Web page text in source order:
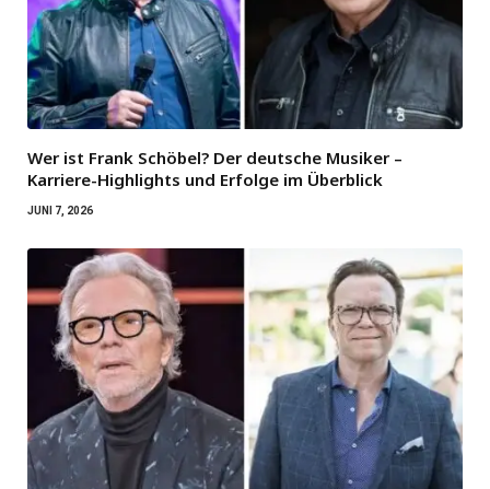
Wer ist Frank Schöbel? Der deutsche Musiker –
Karriere-Highlights und Erfolge im Überblick
JUNI 7, 2026